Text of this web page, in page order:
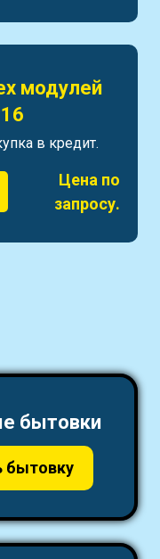
модулей
в кредит.
Цена по
запросу.
бытовки
бытовку